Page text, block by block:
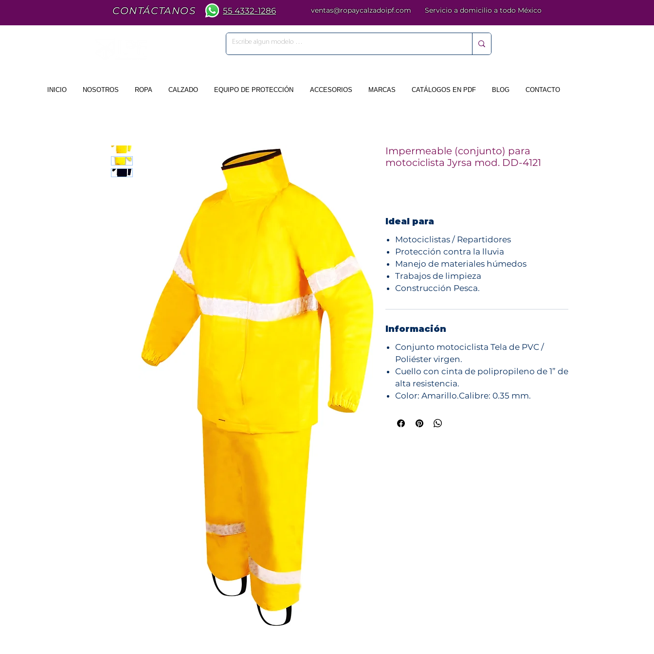
CONTÁCTANOS 55 4332-1286 ventas@ropaycalzadoipf.com Servicio a domicilio a todo México
INICIO NOSOTROS ROPA CALZADO EQUIPO DE PROTECCIÓN ACCESORIOS MARCAS CATÁLOGOS EN PDF BLOG CONTACTO
Impermeable (conjunto) para
motociclista Jyrsa mod. DD-4121
Ideal para
Motociclistas / Repartidores
Protección contra la lluvia
Manejo de materiales húmedos
Trabajos de limpieza
Construcción Pesca.
Información
Conjunto motociclista Tela de PVC /
Poliéster virgen.
Cuello con cinta de polipropileno de 1” de
alta resistencia.
Color: Amarillo.Calibre: 0.35 mm.